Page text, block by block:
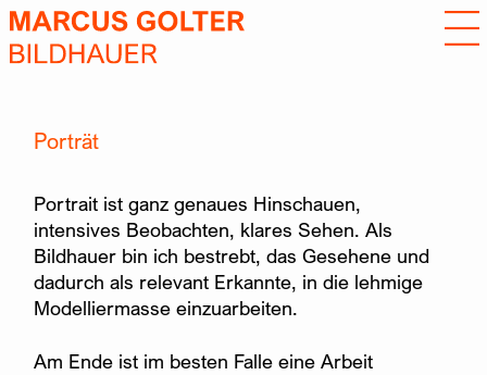
Porträt
Portrait ist ganz genaues Hinschauen,
intensives Beobachten, klares Sehen. Als
Bildhauer bin ich bestrebt, das Gesehene und
dadurch als relevant Erkannte, in die lehmige
Modelliermasse einzuarbeiten.
Am Ende ist im besten Falle eine Arbeit